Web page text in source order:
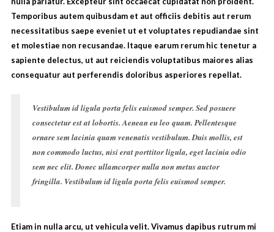
Temporibus autem quibusdam et aut officiis debitis aut rerum
necessitatibus saepe eveniet ut et voluptates repudiandae sint
et molestiae non recusandae. Itaque earum rerum hic tenetur a
sapiente delectus, ut aut reiciendis voluptatibus maiores alias
consequatur aut perferendis doloribus asperiores repellat.
Vestibulum id ligula porta felis euismod semper. Sed posuere
consectetur est at lobortis. Aenean eu leo quam. Pellentesque
ornare sem lacinia quam venenatis vestibulum. Duis mollis, est
non commodo luctus, nisi erat porttitor ligula, eget lacinia odio
sem nec elit. Donec ullamcorper nulla non metus auctor
fringilla. Vestibulum id ligula porta felis euismod semper.
Etiam in nulla arcu, ut vehicula velit. Vivamus dapibus rutrum mi